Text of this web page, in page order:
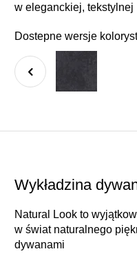
w eleganckiej, tekstylnej
Dostepne wersje
Wykładzina
Natural Look to
w świat naturalnego
dywanami